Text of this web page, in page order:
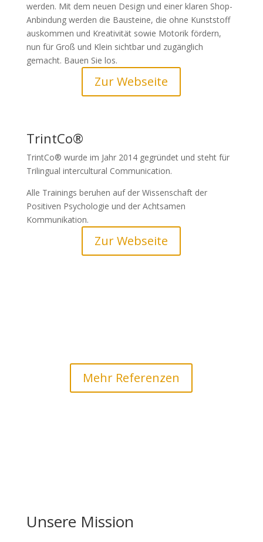
werden. Mit dem neuen Design und einer klaren Shop-
Anbindung werden die Bausteine, die ohne Kunststoff
auskommen und Kreativität sowie Motorik fördern,
nun für Groß und Klein sichtbar und zugänglich
gemacht. Bauen Sie los.
Zur Webseite
TrintCo®
TrintCo® wurde im Jahr 2014 gegründet und steht für
Trilingual intercultural Communication.
Alle Trainings beruhen auf der Wissenschaft der
Positiven Psychologie und der Achtsamen
Kommunikation.
Zur Webseite
Mehr Referenzen
Unsere Mission